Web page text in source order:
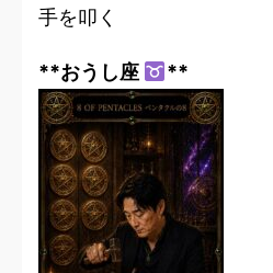
手を叩く
**おうし座 **